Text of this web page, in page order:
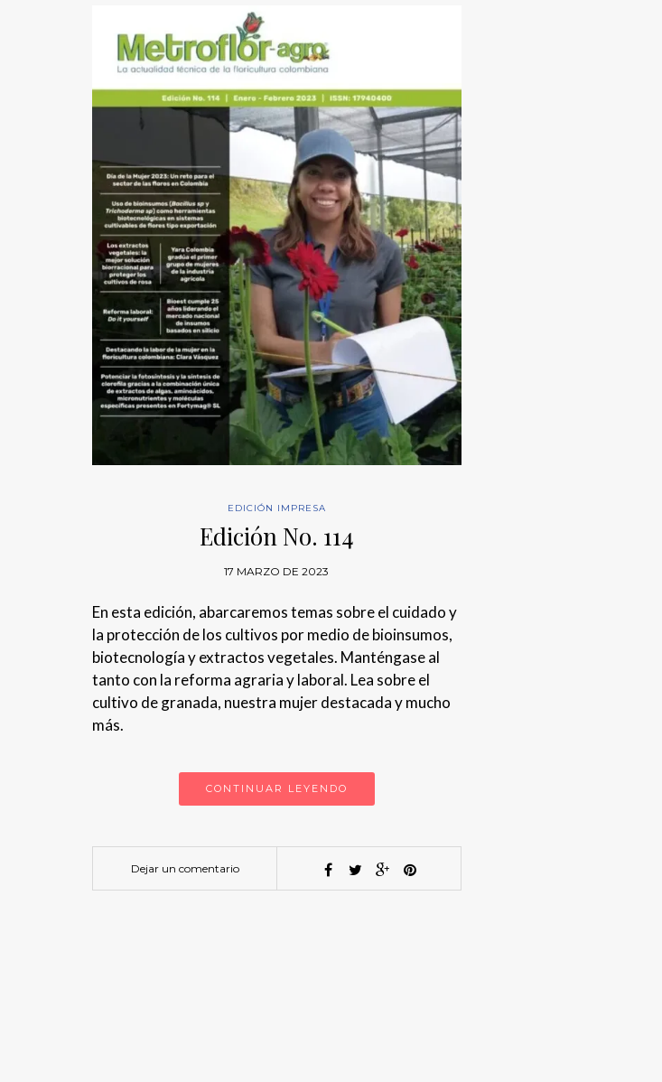
EDICIÓN IMPRESA
Edición No. 114
17 MARZO DE 2023
En esta edición, abarcaremos temas sobre el cuidado y
la protección de los cultivos por medio de bioinsumos,
biotecnología y extractos vegetales. Manténgase al
tanto con la reforma agraria y laboral. Lea sobre el
cultivo de granada, nuestra mujer destacada y mucho
más.
CONTINUAR LEYENDO
Dejar un comentario